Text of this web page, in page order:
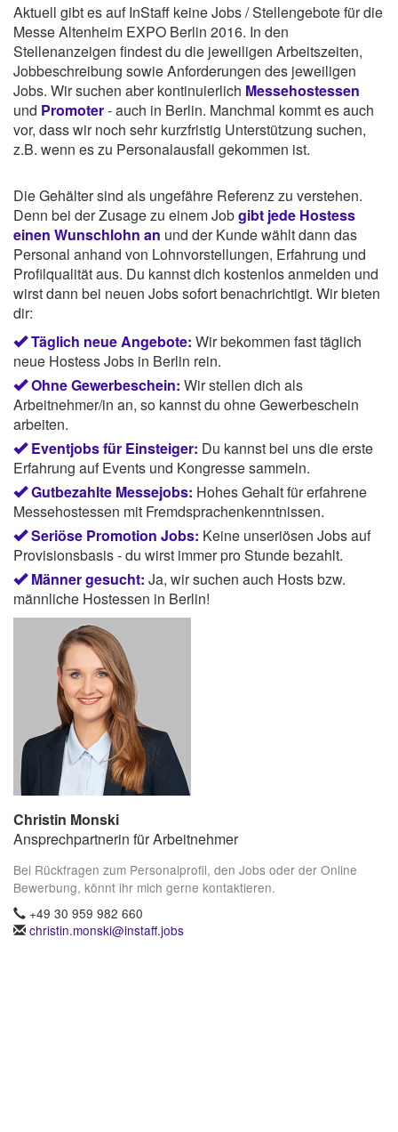
Aktuell gibt es auf InStaff keine Jobs / Stellengebote für die
Messe Altenheim EXPO Berlin 2016. In den
Stellenanzeigen findest du die jeweiligen Arbeitszeiten,
Jobbeschreibung sowie Anforderungen des jeweiligen
Jobs. Wir suchen aber kontinuierlich Messehostessen
und Promoter- auch in Berlin. Manchmal kommt es auch
vor, dass wir noch sehr kurzfristig Unterstützung suchen,
z.B. wenn es zu Personalausfall gekommen ist.
Die Gehälter sind als ungefähre Referenz zu verstehen.
Denn bei der Zusage zu einem Jobgibt jede Hostess
einen Wunschlohn an und der Kunde wählt dann das
Personal anhand von Lohnvorstellungen, Erfahrung und
Profilqualität aus. Du kannst dich kostenlos anmelden und
wirst dann bei neuen Jobs sofort benachrichtigt. Wir bieten
dir:
Täglich neue Angebote: Wir bekommen fast täglich
neue Hostess Jobs in Berlin rein.
Ohne Gewerbeschein: Wir stellen dich als
Arbeitnehmer/in an, so kannst du ohne Gewerbeschein
arbeiten.
Eventjobs für Einsteiger: Du kannst bei uns die erste
Erfahrung auf Events und Kongresse sammeln.
Gutbezahlte Messejobs: Hohes Gehalt für erfahrene
Messehostessen mit Fremdsprachenkenntnissen.
Seriöse Promotion Jobs: Keine unseriösen Jobs auf
Provisionsbasis - du wirst immer pro Stunde bezahlt.
Männer gesucht: Ja, wir suchen auch Hosts bzw.
männliche Hostessen in Berlin!
Christin Monski
Ansprechpartnerin für Arbeitnehmer
Bei Rückfragen zum Personalprofil, den Jobs oder der Online
Bewerbung, könnt ihr mich gerne kontaktieren.
+49 30 959 982 660
christin.monski@instaff.jobs